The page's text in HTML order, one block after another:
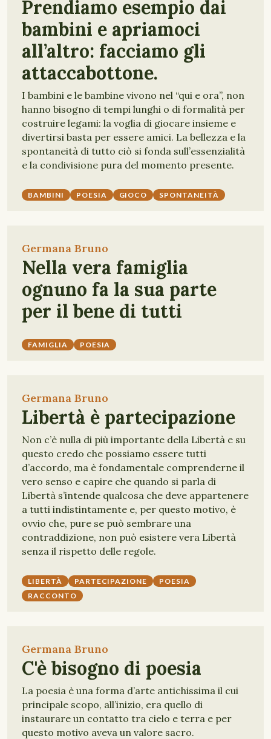
Prendiamo esempio dai
bambini e apriamoci
all’altro: facciamo gli
attaccabottone.
I bambini e le bambine vivono nel “qui e ora”, non
hanno bisogno di tempi lunghi o di formalità per
costruire legami: la voglia di giocare insieme e
divertirsi basta per essere amici. La bellezza e la
spontaneità di tutto ciò si fonda sull’essenzialità
e la condivisione pura del momento presente.
BAMBINI POESIA GIOCO SPONTANEITÀ
Germana Bruno
Nella vera famiglia
ognuno fa la sua parte
per il bene di tutti
FAMIGLIA POESIA
Germana Bruno
Libertà è partecipazione
Non c’è nulla di più importante della Libertà e su
questo credo che possiamo essere tutti
d’accordo, ma è fondamentale comprenderne il
vero senso e capire che quando si parla di
Libertà s’intende qualcosa che deve appartenere
a tutti indistintamente e, per questo motivo, è
ovvio che, pure se può sembrare una
contraddizione, non può esistere vera Libertà
senza il rispetto delle regole.
LIBERTÀ PARTECIPAZIONE
POESIA
RACCONTO
Germana Bruno
C'è bisogno di poesia
La poesia è una forma d’arte antichissima il cui
principale scopo, all’inizio, era quello di
instaurare un contatto tra cielo e terra e per
questo motivo aveva un valore sacro.